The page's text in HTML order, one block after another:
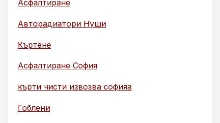
Асфалтиране
Авторадиатори Нуши
Къртене
Асфалтиране София
кърти чисти извозва софияа
Гоблени